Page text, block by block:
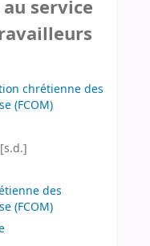
service
chrétienne des
(FCOM)
des
(FCOM)